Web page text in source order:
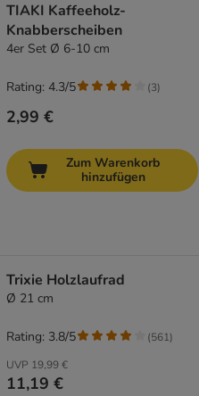
TIAKI Kaffeeholz-
Knabberscheiben
4er Set Ø 6-10 cm
2,99 €
Rating: 4.3/5 (3)
Zum Warenkorb
hinzufügen
Trixie Holzlaufrad
Ø 21 cm
UVP 19,99 €
11,19 €
Rating: 3.8/5 (561)